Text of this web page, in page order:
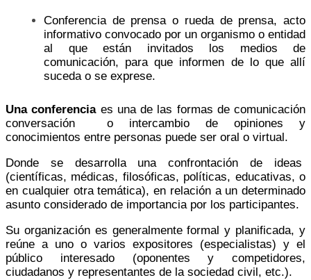
Conferencia de prensa o rueda de prensa, acto
informativo convocado por un organismo o entidad
al que están invitados los medios de
comunicación, para que informen de lo que allí
suceda o se exprese.
Una conferenciaes una de las formas de comunicación
conversación o intercambio de opiniones y
conocimientos entre personas puede ser oral o virtual.
Donde se desarrolla una confrontación de ideas
(científicas, médicas, filosóficas, políticas, educativas, o
en cualquier otra temática), en relación a un determinado
asunto considerado de importancia por los participantes.
Su organización es generalmente formal y planificada, y
reúne a uno o varios expositores (especialistas) y el
público interesado (oponentes y competidores,
ciudadanos y representantes de la sociedad civil, etc.).